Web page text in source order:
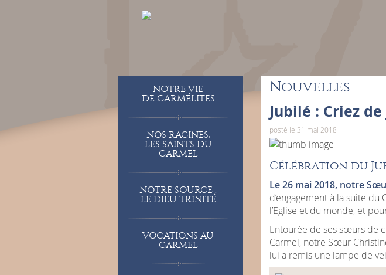
NOTRE VIE
DE CARMÉLITES
NOS RACINES,
LES SAINTS DU
CARMEL
NOTRE SOURCE :
LE DIEU TRINITÉ
VOCATIONS AU
CARMEL
Nouvelles
Jubilé : Criez
posté le 31 mai 2018
Célébration du
Le 26 mai 2018, notre
d’engagement à la suite
l’Eglise et du monde, et
Entourée de ses sœurs de
Carmel, notre Sœur
lui a remis une lampe de